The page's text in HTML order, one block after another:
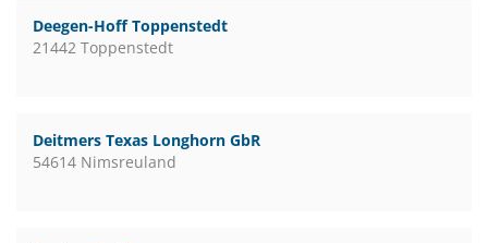
Deegen-Hoff Toppenstedt
21442 Toppenstedt
Deitmers Texas Longhorn GbR
54614 Nimsreuland